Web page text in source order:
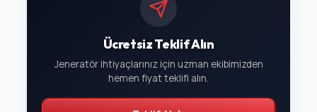
Ücretsiz Teklif Alın
Jeneratör ihtiyaçlarınız için uzman ekibimizden
hemen fiyat teklifi alın.